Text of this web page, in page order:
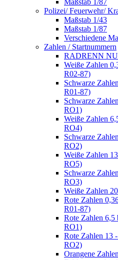
Maßstab 1/87
Polizei/ Feuerwehr/
Maßstab 1/43
Maßstab 1/87
Verschiedene
Zahlen / Startnummern
RADRENN
Weiße Zahlen
R02-87)
Schwarze
R01-87)
Schwarze
RO1)
Weiße Zahlen
RO4)
Schwarze
RO2)
Weiße Zahlen
RO5)
Schwarze
RO3)
Weiße Zahlen
Rote Zahlen
R01-87)
Rote Zahlen 6,5
RO1)
Rote Zahlen 13
RO2)
Orangene Zahlen